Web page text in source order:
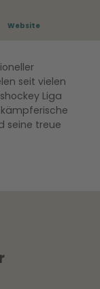
Website
seit vielen
Liga
kämpferische
seine treue